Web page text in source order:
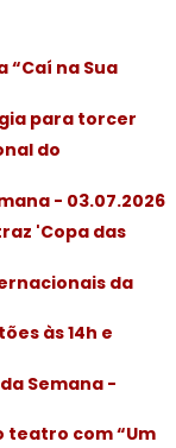
“Caí na Sua
para torcer
do
- 03.07.2026
'Copa das
da
às 14h e
Semana -
teatro com “Um